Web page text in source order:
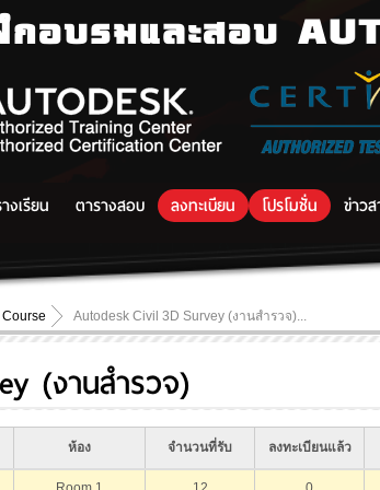
อบรมและสอบ
งเรียน ตารางสอบ ลงทะเบียน โปรโมชั่น ข่าว
Autodesk Civil 3D Survey (งานสำรวจ)...
(งานสำรวจ)
ห้อง จำนวนที่รับ ลงทะเบียนแล้ว